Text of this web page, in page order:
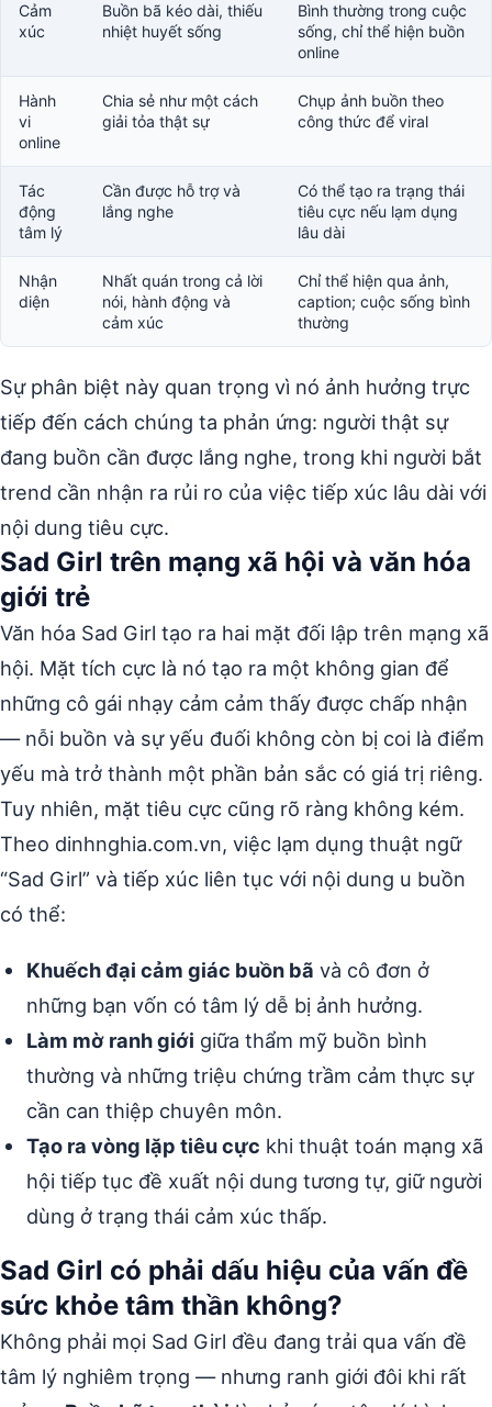
Cảm
xúc
Buồn bã kéo dài, thiếu
nhiệt huyết sống
Bình thường trong cuộc
sống, chỉ thể hiện buồn
online
Hành
vi
online
Chia sẻ như một cách
giải tỏa thật sự
Chụp ảnh buồn theo
công thức để viral
Tác
động
tâm lý
Cần được hỗ trợ và
lắng nghe
Có thể tạo ra trạng thái
tiêu cực nếu lạm dụng
lâu dài
Nhận
diện
Nhất quán trong cả lời
nói, hành động và
cảm xúc
Chỉ thể hiện qua ảnh,
caption; cuộc sống bình
thường
Sự phân biệt này quan trọng vì nó ảnh hưởng trực
tiếp đến cách chúng ta phản ứng: người thật sự
đang buồn cần được lắng nghe, trong khi người bắt
trend cần nhận ra rủi ro của việc tiếp xúc lâu dài với
nội dung tiêu cực.
Sad Girl trên mạng xã hội và văn hóa
giới trẻ
Văn hóa Sad Girl tạo ra hai mặt đối lập trên mạng xã
hội. Mặt tích cực là nó tạo ra một không gian để
những cô gái nhạy cảm cảm thấy được chấp nhận
— nỗi buồn và sự yếu đuối không còn bị coi là điểm
yếu mà trở thành một phần bản sắc có giá trị riêng.
Tuy nhiên, mặt tiêu cực cũng rõ ràng không kém.
Theo dinhnghia.com.vn, việc lạm dụng thuật ngữ
“Sad Girl” và tiếp xúc liên tục với nội dung u buồn
có thể:
Khuếch đại cảm giác buồn bã và cô đơn ở
những bạn vốn có tâm lý dễ bị ảnh hưởng.
Làm mờ ranh giới giữa thẩm mỹ buồn bình
thường và những triệu chứng trầm cảm thực sự
cần can thiệp chuyên môn.
Tạo ra vòng lặp tiêu cực khi thuật toán mạng xã
hội tiếp tục đề xuất nội dung tương tự, giữ người
dùng ở trạng thái cảm xúc thấp.
Sad Girl có phải dấu hiệu của vấn đề
sức khỏe tâm thần không?
Không phải mọi Sad Girl đều đang trải qua vấn đề
tâm lý nghiêm trọng — nhưng ranh giới đôi khi rất